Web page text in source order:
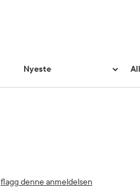
flagg denne anmeldelsen